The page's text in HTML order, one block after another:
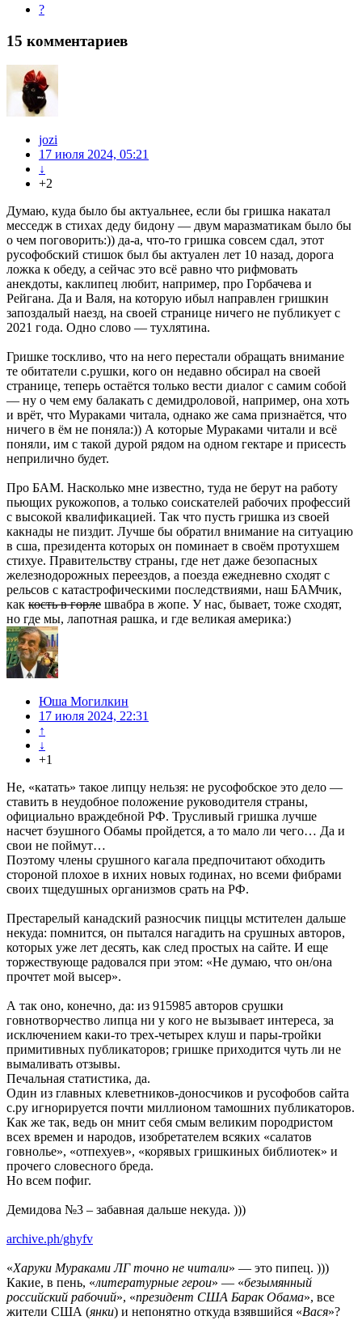
?
15 комментариев
jozi
17 июля 2024, 05:21
↓
+2
Думаю, куда было бы актуальнее, если бы гришка накатал
месседж в стихах деду бидону — двум маразматикам было бы
о чем поговорить:)) да-а, что-то гришка совсем сдал, этот
русофобский стишок был бы актуален лет 10 назад, дорога
ложка к обеду, а сейчас это всё равно что рифмовать
анекдоты, каклипец любит, например, про Горбачева и
Рейгана. Да и Валя, на которую ибыл направлен гришкин
запоздалый наезд, на своей странице ничего не публикует с
2021 года. Одно слово — тухлятина.
Гришке тоскливо, что на него перестали обращать внимание
те обитатели с.рушки, кого он недавно обсирал на своей
странице, теперь остаётся только вести диалог с самим собой
— ну о чем ему балакать с демидроловой, например, она хоть
и врёт, что Мураками читала, однако же сама признаётся, что
ничего в ём не поняла:)) А которые Мураками читали и всё
поняли, им с такой дурой рядом на одном гектаре и присесть
неприлично будет.
Про БАМ. Насколько мне известно, туда не берут на работу
пьющих рукожопов, а только соискателей рабочих профессий
с высокой квалификацией. Так что пусть гришка из своей
какнады не пиздит. Лучше бы обратил внимание на ситуацию
в сша, президента которых он поминает в своём протухшем
стихуе. Правительству страны, где нет даже безопасных
железнодорожных переездов, а поезда ежедневно сходят с
рельсов с катастрофическими последствиями, наш БАМчик,
как кость в горле швабра в жопе. У нас, бывает, тоже сходят,
но где мы, лапотная рашка, и где великая америка:)
Юша Могилкин
17 июля 2024, 22:31
↑
↓
+1
Не, «катать» такое липцу нельзя: не русофобское это дело —
ставить в неудобное положение руководителя страны,
официально враждебной РФ. Трусливый гришка лучше
насчет бэушного Обамы пройдется, а то мало ли чего… Да и
свои не поймут…
Поэтому члены срушного кагала предпочитают обходить
стороной плохое в ихних новых rодинах, но всеми фибрами
своих тщедушных организмов срать на РФ.
Престарелый канадский разносчик пиццы мстителен дальше
некуда: помнится, он пытался нагадить на срушных авторов,
которых уже лет десять, как след простых на сайте. И еще
торжествующе радовался при этом: «Не думаю, что он/она
прочтет мой высер».
А так оно, конечно, да: из 915985 авторов срушки
говнотворчество липца ни у кого не вызывает интереса, за
исключением каки-то трех-четырех клуш и пары-тройки
примитивных публикаторов; гришке приходится чуть ли не
вымаливать отзывы.
Печальная статистика, да.
Один из главных клеветников-доносчиков и русофобов сайта
с.ру игнорируется почти миллионом тамошних публикаторов.
Как же так, ведь он мнит себя смым великим породристом
всех времен и народов, изобретателем всяких «салатов
говнолье», «отпехуев», «корявых гришкиных библиотек» и
прочего словесного бреда.
Но всем пофиг.
Демидова №3 – забавная дальше некуда. )))
archive.ph/ghyfv
«Харуки Мураками ЛГ точно не читали» — это пипец. )))
Какие, в пень, «литературные герои» — «безымянный
российский рабочий», «президент США Барак Обама», все
жители США (янки) и непонятно откуда взявшийся «Вася»?